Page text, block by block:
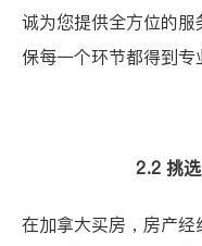
诚为您提供全方位的
保每一个环节都得到专
2.2 挑
在加拿大买房，房产